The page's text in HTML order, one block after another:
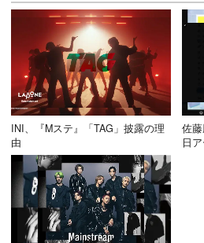
INI、『Mステ』「TAG」披露の理
由
佐
日